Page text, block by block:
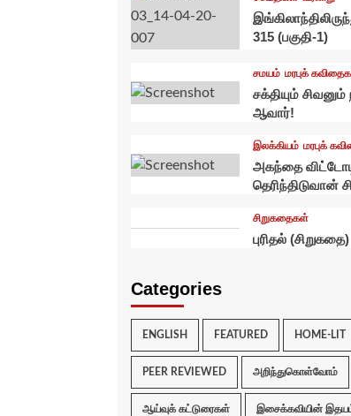
315 (பகுதி-1)
சமயம் மரபுக்
சக்தியும் சிவனும்
ஆவார்!
இலக்கியம் மரபுக்
அகந்தை
தெரிந்திடுவான்
சிறுகதைகள்
புரிதல் (சிறுகதை)
Categories
ENGLISH FEATURED HOME-LIT
PEER REVIEWED அறிந்துகொள்வோம்
ஆய்வுக் கட்டுரைகள் இசைக்கவியின்